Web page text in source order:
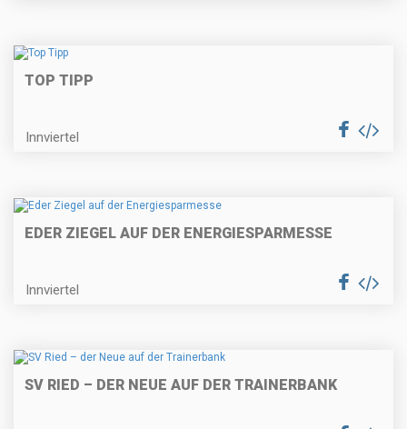
TOP TIPP
Innviertel
EDER ZIEGEL AUF DER ENERGIESPARMESSE
Innviertel
SV RIED – DER NEUE AUF DER TRAINERBANK